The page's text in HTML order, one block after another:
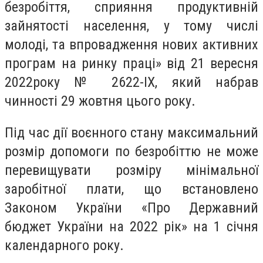
безробіття, сприяння продуктивній
зайнятості населення, у тому числі
молоді, та впровадження нових активних
програм на ринку праці» від 21 вересня
2022року № 2622-IX, який набрав
чинності 29 жовтня цього року.
Під час дії воєнного стану максимальний
розмір допомоги по безробіттю не може
перевищувати розміру мінімальної
заробітної плати, що встановлено
Законом України «Про Державний
бюджет України на 2022 рік» на 1 січня
календарного року.